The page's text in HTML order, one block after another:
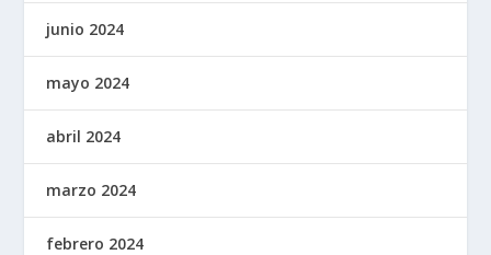
junio 2024
mayo 2024
abril 2024
marzo 2024
febrero 2024